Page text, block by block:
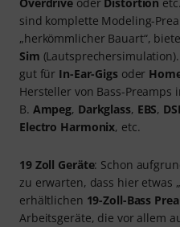
sind komplette Modeling-
„herkömmlicher Bauart“,
Sim
gut für In-Ear-Gigs oder
Hersteller von Bass-Preamps
B. Ampeg, Darkglass, EBS,
Electro Harmonix, etc.
19 Zoll Geräte: Schon
zu erwarten, dass hier etwas
erhältlichen 19-Zoll-Bass
Arbeitsgeräte, die vor allem